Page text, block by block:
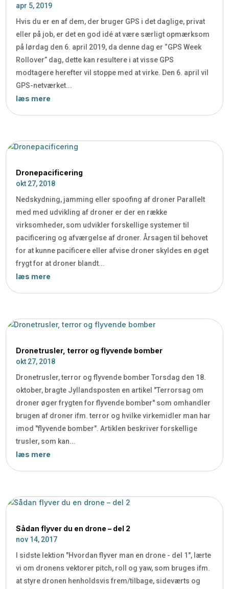
apr 5, 2019
Hvis du er en af dem, der bruger GPS i det daglige, privat
eller på job, er det en god idé at være særligt opmærksom
på lørdag den 6. april 2019, da denne dag er “GPS Week
Rollover” dag, dette kan resultere i at visse GPS
modtagere herefter vil stoppe med at virke. Den 6. april vil
GPS-netværket...
læs mere
Dronepacificering
okt 27, 2018
Nedskydning, jamming eller spoofing af droner Parallelt
med med udvikling af droner er der en række
virksomheder, som udvikler forskellige systemer til
pacificering og afværgelse af droner. Årsagen til behovet
for at kunne pacificere eller afvise droner skyldes en øget
frygt for at droner blandt...
læs mere
Dronetrusler, terror og flyvende bomber
okt 27, 2018
Dronetrusler, terror og flyvende bomber Torsdag den 18.
oktober, bragte Jyllandsposten en artikel "Terrorsag om
droner øger frygten for flyvende bomber" som omhandler
brugen af droner ifm. terror og hvilke virkemidler man har
imod "flyvende bomber". Artiklen beskriver forskellige
trusler, som kan...
læs mere
Sådan flyver du en drone – del 2
nov 14, 2017
I sidste lektion "Hvordan flyver man en drone - del 1", lærte
vi om dronens vektorer pitch, roll og yaw, som bruges ifm.
at styre dronen henholdsvis frem/tilbage, sideværts og